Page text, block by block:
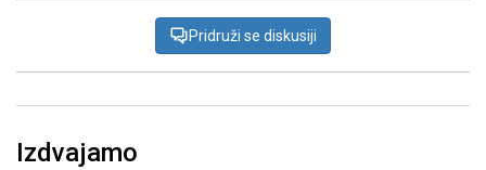
Pridruži se diskusiji
Izdvajamo